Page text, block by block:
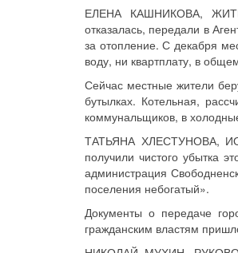
ЕЛЕНА КАШНИКОВА,
отказалась, передали в
за отопление. С декабря
воду, ни квартплату, в
Сейчас местные жители
бутылках. Котельная,
коммунальщиков, в
ТАТЬЯНА ХЛЕСТУНОВА,
получили чистого убытка
администрация
поселения небогатый».
Документы о передаче
гражданским властям